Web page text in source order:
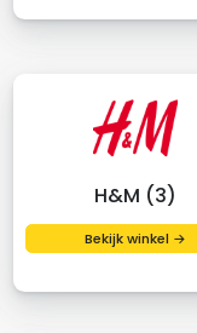
H&M (3)
Bekijk winkel →